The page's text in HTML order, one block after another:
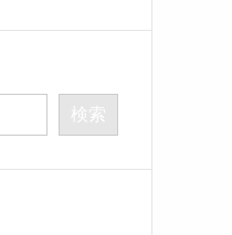
検索